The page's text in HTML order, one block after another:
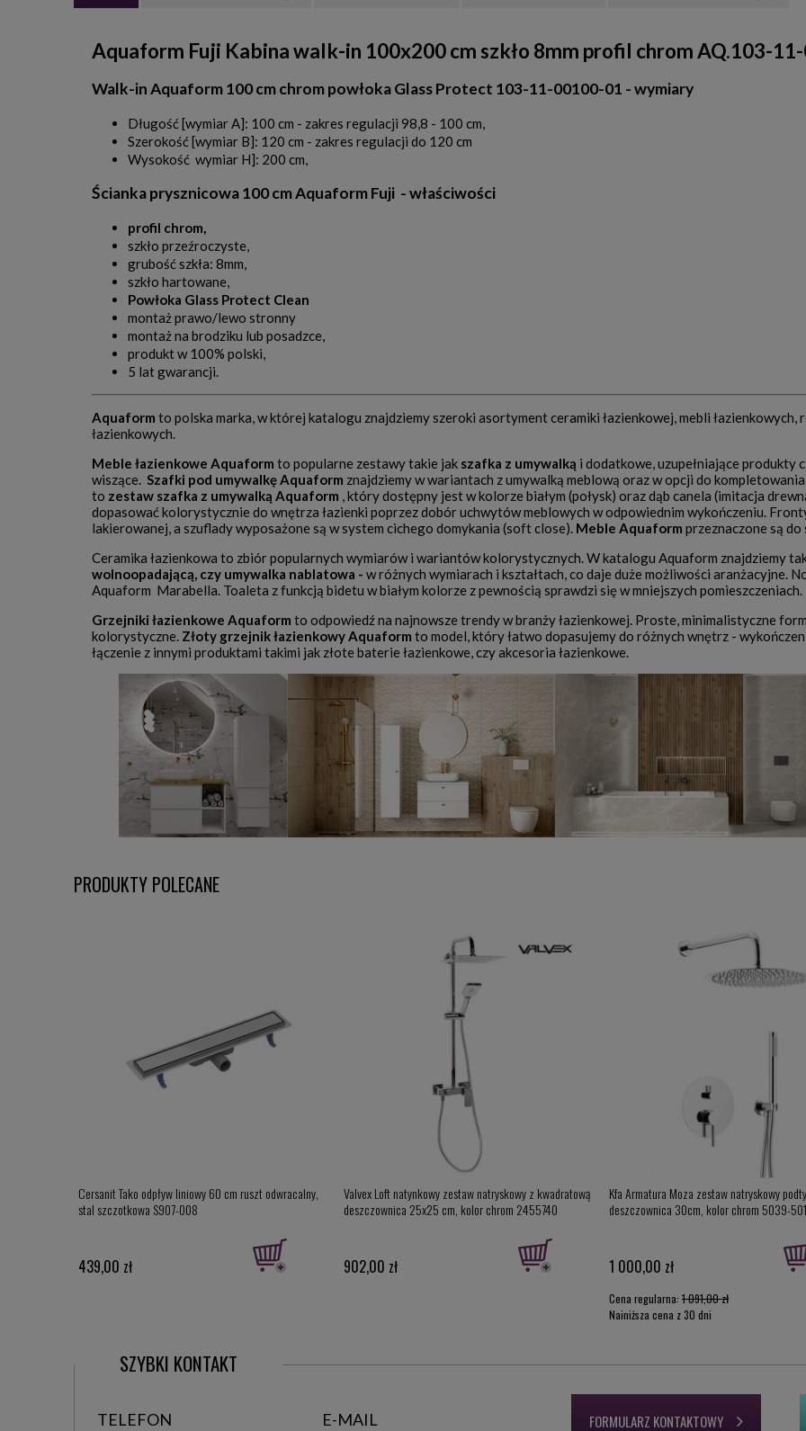
PŁATNOŚCI
Aquaform Fuji Kabina walk-in 100x200 cm szkło 8mm profil chrom AQ.103-
Walk-in Aquaform 100 cm chrom powłoka Glass Protect 103-11-00100-01 - wymiary
Długość [wymiar A]: 100 cm - zakres regulacji 98,8 - 100 cm,
Szerokość [wymiar B]: 120 cm - zakres regulacji do 120 cm
Wysokość wymiar H]: 200 cm,
Ścianka prysznicowa 100 cm Aquaform Fuji - właściwości
profil chrom,
szkło przeźroczyste,
grubość szkła: 8mm,
szkło hartowane,
Powłoka Glass Protect Clean
montaż prawo/lewo stronny
montaż na brodziku lub posadzce,
produkt w 100% polski,
5 lat gwarancji.
Aquaform to polska marka, w której katalogu znajdziemy szeroki asortyment ceramiki łazienkowej, mebli
łazienkowych.
Meble łazienkowe Aquaform to popularne zestawy takie jak szafka z umywalką i dodatkowe, uzupełniające produkty
wiszące. Szafki pod umywalkę Aquaform znajdziemy w wariantach z umywalką meblową oraz w opcji do
to zestaw szafka z umywalką Aquaform , który dostępny jest w kolorze białym (połysk) oraz dąb canela (imitacja
dopasować kolorystycznie do wnętrza łazienki poprzez dobór uchwytów meblowych w odpowiednim wykończeniu.
lakierowanej, a szuflady wyposażone są w system cichego domykania (soft close). Meble Aquaform przeznaczone są
Ceramika łazienkowa to zbiór popularnych wymiarów i wariantów kolorystycznych. W katalogu Aquaform znajdziemy
wolnoopadającą, czy umywalka nablatowa - w różnych wymiarach i kształtach, co daje duże możliwości aranżacyjne.
Aquaform Marabella. Toaleta z funkcją bidetu w białym kolorze z pewnością sprawdzi się w mniejszych pomieszczeniach.
Grzejniki łazienkowe Aquaform to odpowiedź na najnowsze trendy w branży łazienkowej. Proste, minimalistyczne
kolorystyczne. Złoty grzejnik łazienkowy Aquaform to model, który łatwo dopasujemy do różnych wnętrz -
łączenie z innymi produktami takimi jak złote baterie łazienkowe, czy akcesoria łazienkowe.
PRODUKTY POLECANE
Cersanit Tako odpływ liniowy 60 cm ruszt odwracalny,
stal szczotkowa S907-008
439,00 zł
Valvex Loft natynkowy zestaw natryskowy z kwadratową
deszczownica 25x25 cm, kolor chrom 2455740
902,00 zł
Kfa Armatura Moza zestaw natryskowy
deszczownica 30cm, kolor chrom 5039-
1 000,00 zł
Cena regularna: 1 091,00 zł
Najniższa cena z 30 dni
SZYBKI KONTAKT
TELEFON E-MAIL FORMULARZ KONTAKTOWY